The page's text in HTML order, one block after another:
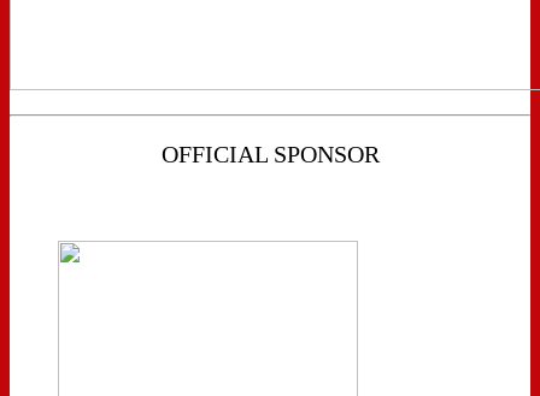
OFFICIAL SPONSOR